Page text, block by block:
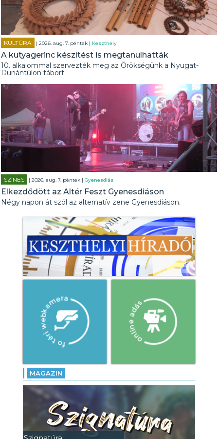
KULTÚRA | 2026. aug. 7. péntek | Keszthely
A kutyagerinc készítést is megtanulhatták
10. alkalommal szervezték meg az Örökségünk a Nyugat-
Dunántúlon tábort.
SZÍNES | 2026. aug. 7. péntek |Gyenesdiás
Elkezdődött az Altér Feszt Gyenesdiáson
Négy napon át szól az alternatív zene Gyenesdiáson.
MAGAZIN